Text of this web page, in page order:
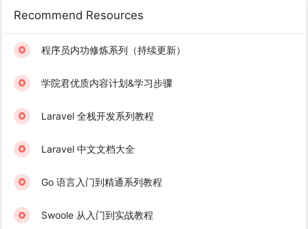
Recommend Resources
程序员内功修炼系列（持续更新）
学院君优质内容计划&学习步骤
Laravel 全栈开发系列教程
Laravel 中文文档大全
Go 语言入门到精通系列教程
Swoole 从入门到实战教程